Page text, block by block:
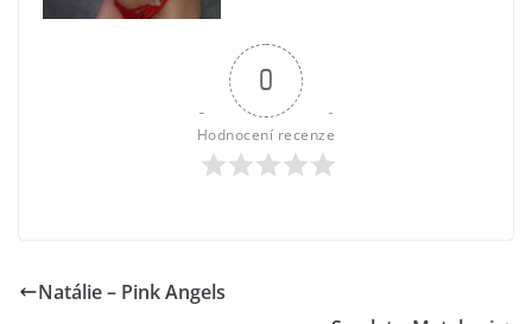
0
Hodnocení recenze
Natálie – Pink Angels